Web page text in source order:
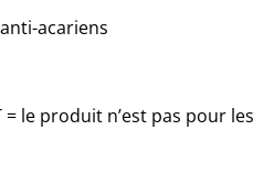
acariens
= le produit n’est pas pour les